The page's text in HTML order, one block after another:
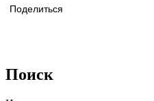
Поделиться
Поиск